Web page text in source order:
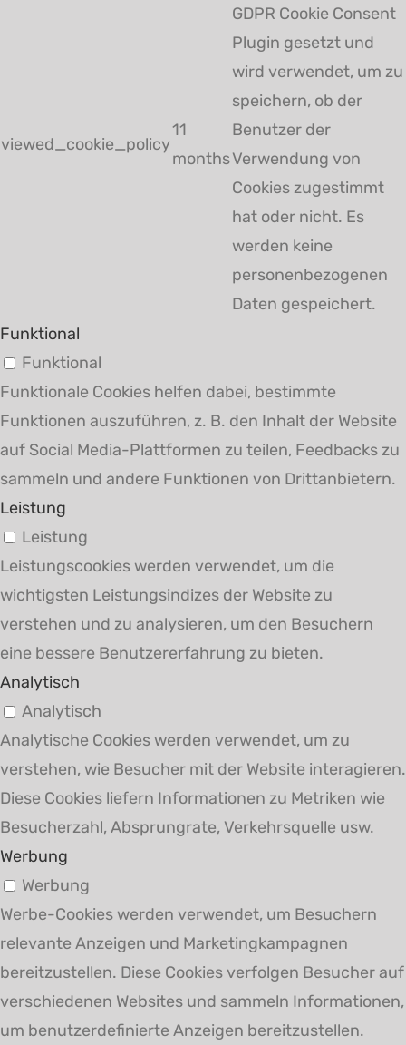
viewed_cookie_policy
11
months
GDPR Cookie Consent
Plugin gesetzt und
wird verwendet, um zu
speichern, ob der
Benutzer der
Verwendung von
Cookies zugestimmt
hat oder nicht. Es
werden keine
personenbezogenen
Daten gespeichert.
Funktional
Funktional
Funktionale Cookies helfen dabei, bestimmte
Funktionen auszuführen, z. B. den Inhalt der Website
auf Social Media-Plattformen zu teilen, Feedbacks zu
sammeln und andere Funktionen von Drittanbietern.
Leistung
Leistung
Leistungscookies werden verwendet, um die
wichtigsten Leistungsindizes der Website zu
verstehen und zu analysieren, um den Besuchern
eine bessere Benutzererfahrung zu bieten.
Analytisch
Analytisch
Analytische Cookies werden verwendet, um zu
verstehen, wie Besucher mit der Website interagieren.
Diese Cookies liefern Informationen zu Metriken wie
Besucherzahl, Absprungrate, Verkehrsquelle usw.
Werbung
Werbung
Werbe-Cookies werden verwendet, um Besuchern
relevante Anzeigen und Marketingkampagnen
bereitzustellen. Diese Cookies verfolgen Besucher auf
verschiedenen Websites und sammeln Informationen,
um benutzerdefinierte Anzeigen bereitzustellen.